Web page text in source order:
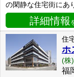
の閑静な住宅街にあ
詳細情報
住
ホ
(株
福